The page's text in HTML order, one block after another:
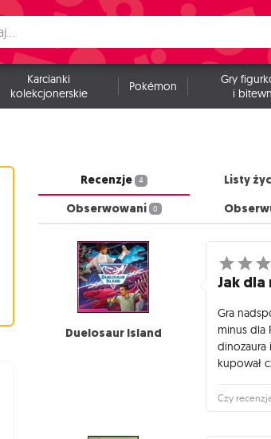
Karcianki
kolekcjonerskie
Pokémon
Gry
i
Recenzje 4 Listy
Obserwowani 0
Duelosaur Island
Jak dla
Gra
minus dla
dinozaura
kupował
Czy